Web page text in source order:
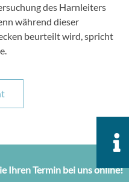
des Harnleiters
während dieser
beurteilt wird, spricht
Ihren Termin bei uns online!